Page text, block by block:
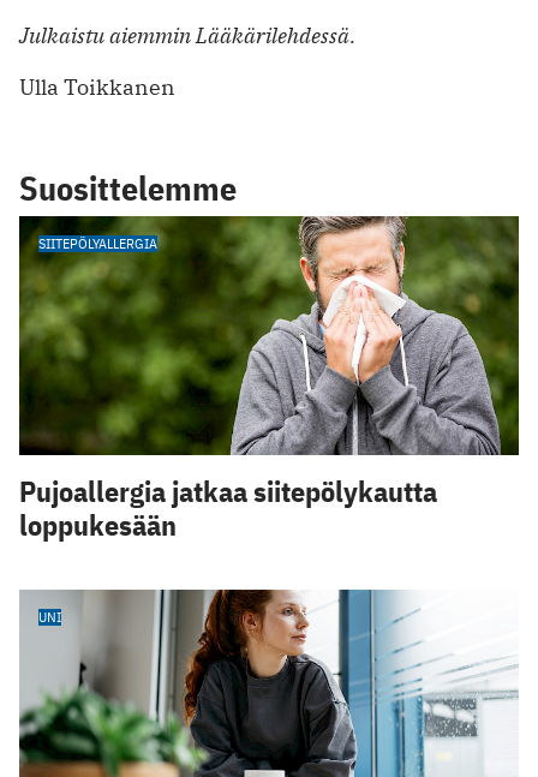
Julkaistu aiemmin Lääkärilehdessä.
Ulla Toikkanen
Suosittelemme
SIITEPÖLYALLERGIA
Pujoallergia jatkaa siitepölykautta
loppukesään
UNI